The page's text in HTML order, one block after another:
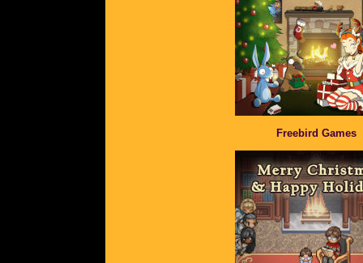
Freebird Games